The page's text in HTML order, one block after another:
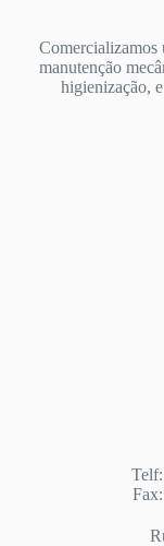
Comercializamos
manutenção
higienização,